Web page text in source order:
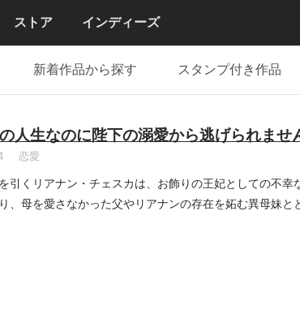
ストア インディーズ
新着作品から探す スタンプ付き作品
人生なのに陛下の溺愛から逃げられませ
恋愛
引くリアナン・チェスカは、お飾りの王妃としての不
、母を愛さなかった父やリアナンの存在を妬む異母妹と